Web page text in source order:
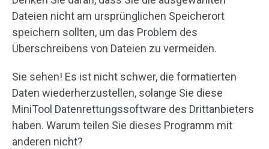
Dateien nicht am ursprünglichen Speicherort
speichern sollten, um das Problem des
Überschreibens von Dateien zu vermeiden.
Sie sehen! Es ist nicht schwer, die formatierten
Daten wiederherzustellen, solange Sie diese
MiniTool Datenrettungssoftware des Drittanbieters
haben. Warum teilen Sie dieses Programm mit
anderen nicht?